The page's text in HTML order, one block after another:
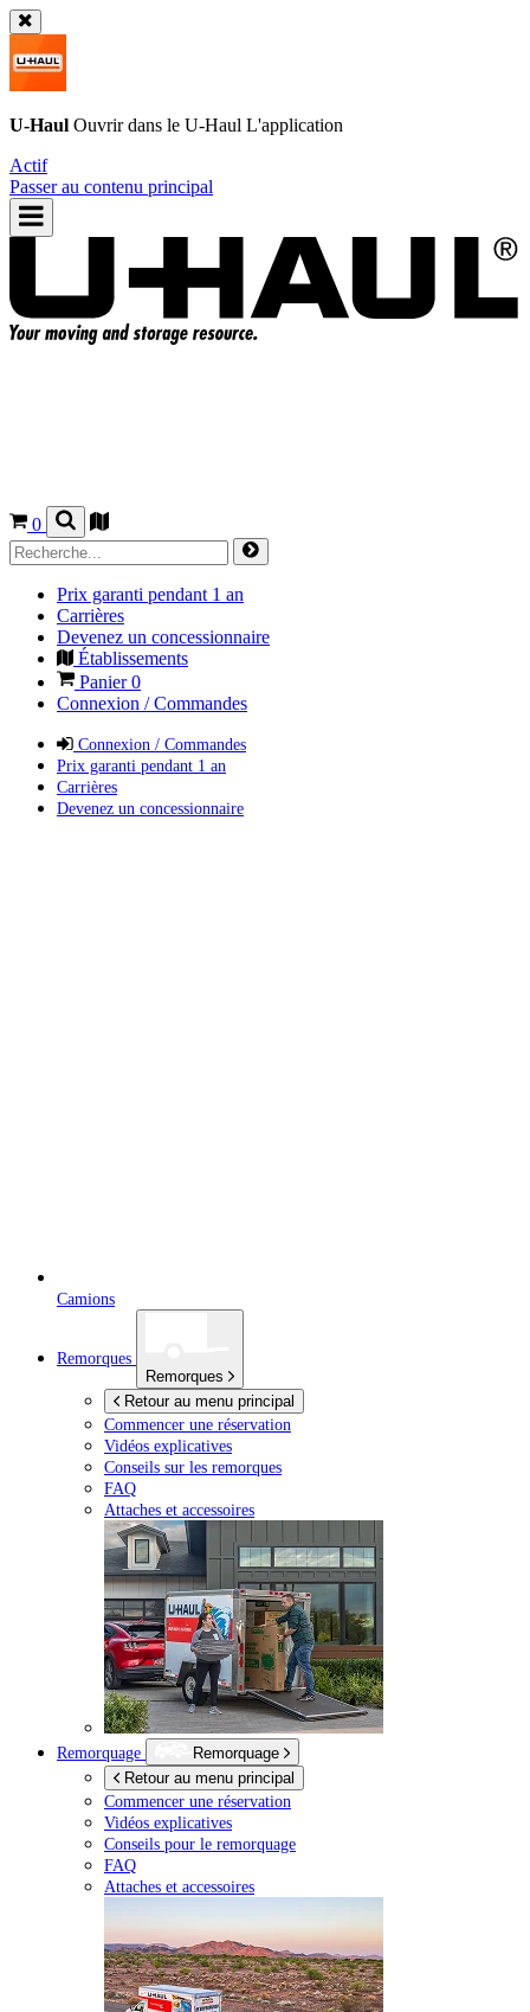
U-Haul Ouvrir dans le U-Haul L'application
Actif
Passer au contenu principal
0
Prix garanti pendant 1 an
Carrières
Devenez un concessionnaire
Établissements
Panier0
Connexion / Commandes
Connexion / Commandes
Prix garanti pendant 1 an
Carrières
Devenez un concessionnaire
Camions
Remorques
Remorques
Retour au menu principal
Commencer une réservation
Vidéos explicatives
Conseils sur les remorques
FAQ
Attaches et accessoires
Remorquage
Remorquage
Retour au menu principal
Commencer une réservation
Vidéos explicatives
Conseils pour le remorquage
FAQ
Attaches et accessoires